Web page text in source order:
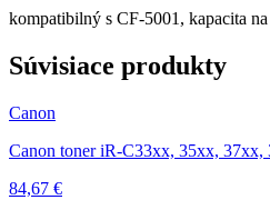
kompatibilný s CF-5001, kapacita
Súvisiace produkty
Canon
Canon toner iR-C33xx, 35xx,
84,67 €